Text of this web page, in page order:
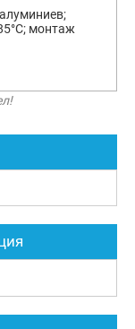
монтаж